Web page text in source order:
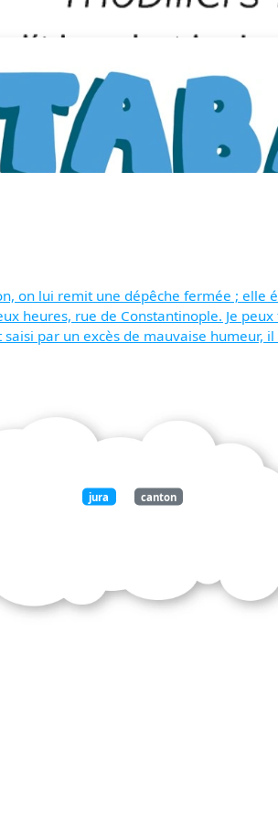
on lui remit une dépêche fermée ;
heures, rue de Constantinople. Je
par un excès de mauvaise
jura canton